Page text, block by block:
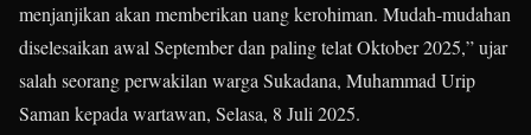
menjanjikan akan memberikan uang kerohiman. Mudah-mudahan
diselesaikan awal September dan paling telat Oktober 2025,” ujar
salah seorang perwakilan warga Sukadana, Muhammad Urip
Saman kepada wartawan, Selasa, 8 Juli 2025.